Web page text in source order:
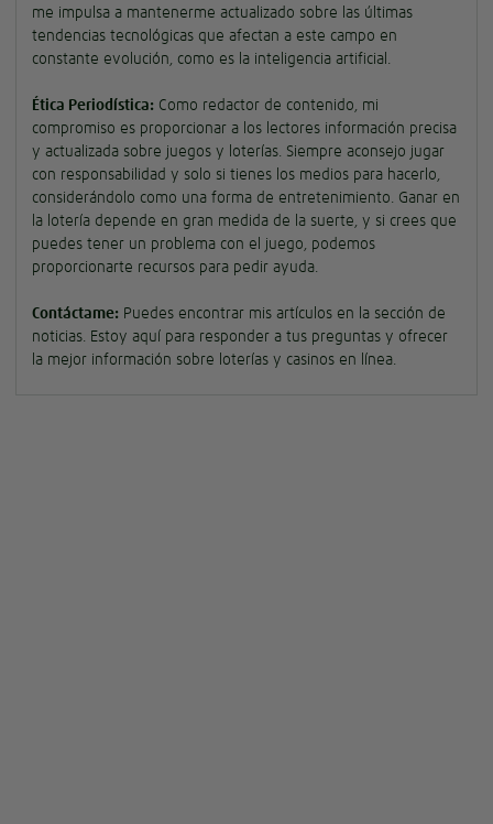
me impulsa a mantenerme actualizado sobre las últimas
tendencias tecnológicas que afectan a este campo en
constante evolución, como es la inteligencia artificial.
Ética Periodística: Como redactor de contenido, mi
compromiso es proporcionar a los lectores información precisa
y actualizada sobre juegos y loterías. Siempre aconsejo jugar
con responsabilidad y solo si tienes los medios para hacerlo,
considerándolo como una forma de entretenimiento. Ganar en
la lotería depende en gran medida de la suerte, y si crees que
puedes tener un problema con el juego, podemos
proporcionarte recursos para pedir ayuda.
Contáctame: Puedes encontrar mis artículos en la sección de
noticias. Estoy aquí para responder a tus preguntas y ofrecer
la mejor información sobre loterías y casinos en línea.